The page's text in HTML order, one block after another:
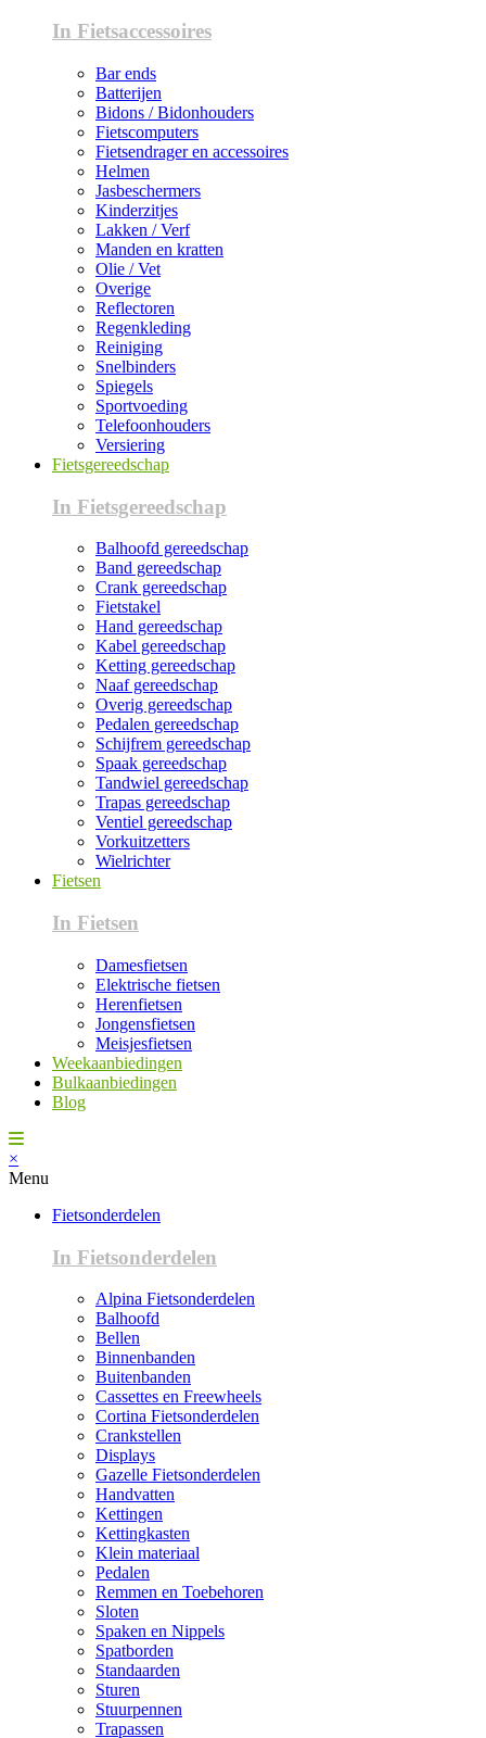
In Fietsaccessoires
Bar ends
Batterijen
Bidons / Bidonhouders
Fietscomputers
Fietsendrager en accessoires
Helmen
Jasbeschermers
Kinderzitjes
Lakken / Verf
Manden en kratten
Olie / Vet
Overige
Reflectoren
Regenkleding
Reiniging
Snelbinders
Spiegels
Sportvoeding
Telefoonhouders
Versiering
Fietsgereedschap
In Fietsgereedschap
Balhoofd gereedschap
Band gereedschap
Crank gereedschap
Fietstakel
Hand gereedschap
Kabel gereedschap
Ketting gereedschap
Naaf gereedschap
Overig gereedschap
Pedalen gereedschap
Schijfrem gereedschap
Spaak gereedschap
Tandwiel gereedschap
Trapas gereedschap
Ventiel gereedschap
Vorkuitzetters
Wielrichter
Fietsen
In Fietsen
Damesfietsen
Elektrische fietsen
Herenfietsen
Jongensfietsen
Meisjesfietsen
Weekaanbiedingen
Bulkaanbiedingen
Blog
×
Menu
Fietsonderdelen
In Fietsonderdelen
Alpina Fietsonderdelen
Balhoofd
Bellen
Binnenbanden
Buitenbanden
Cassettes en Freewheels
Cortina Fietsonderdelen
Crankstellen
Displays
Gazelle Fietsonderdelen
Handvatten
Kettingen
Kettingkasten
Klein materiaal
Pedalen
Remmen en Toebehoren
Sloten
Spaken en Nippels
Spatborden
Standaarden
Sturen
Stuurpennen
Trapassen